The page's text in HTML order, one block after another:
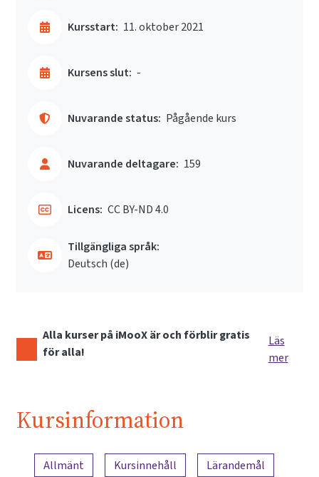
Kursstart: 11. oktober 2021
Kursens slut: -
Nuvarande status: Pågående kurs
Nuvarande deltagare: 159
Licens: CC BY-ND 4.0
Tillgängliga språk:
Deutsch ‎(de)‎
Alla kurser på iMooX är och förblir gratis
för alla!
Läs
mer
Kursinformation
Innehållsöversikt
Allmänt Kursinnehåll
Lärandemål